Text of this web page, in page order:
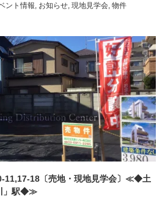
ント情報 お知らせ 現地見学会 物件
11,17-18〔売地・現地見学会〕≪◆土
」駅◆≫